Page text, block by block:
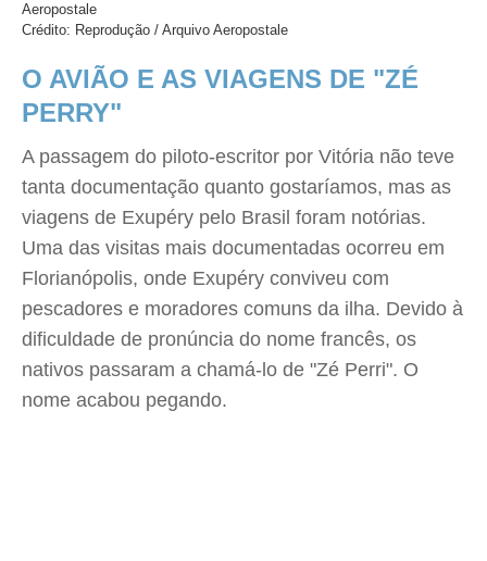
Aeropostale
Crédito: Reprodução / Arquivo Aeropostale
O AVIÃO E AS VIAGENS DE "ZÉ
PERRY"
A passagem do piloto-escritor por Vitória não teve
tanta documentação quanto gostaríamos, mas as
viagens de Exupéry pelo Brasil foram notórias.
Uma das visitas mais documentadas ocorreu em
Florianópolis, onde Exupéry conviveu com
pescadores e moradores comuns da ilha. Devido à
dificuldade de pronúncia do nome francês, os
nativos passaram a chamá-lo de "Zé Perri". O
nome acabou pegando.